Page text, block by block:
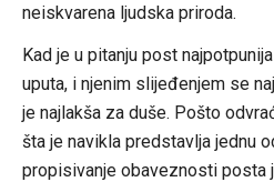
neiskvarena ljudska priroda.
Kad je u pitanju post
uputa, i njenim slijeđenjem se
je najlakša za duše. Pošto
šta je navikla predstavlja jednu
propisivanje obaveznosti posta